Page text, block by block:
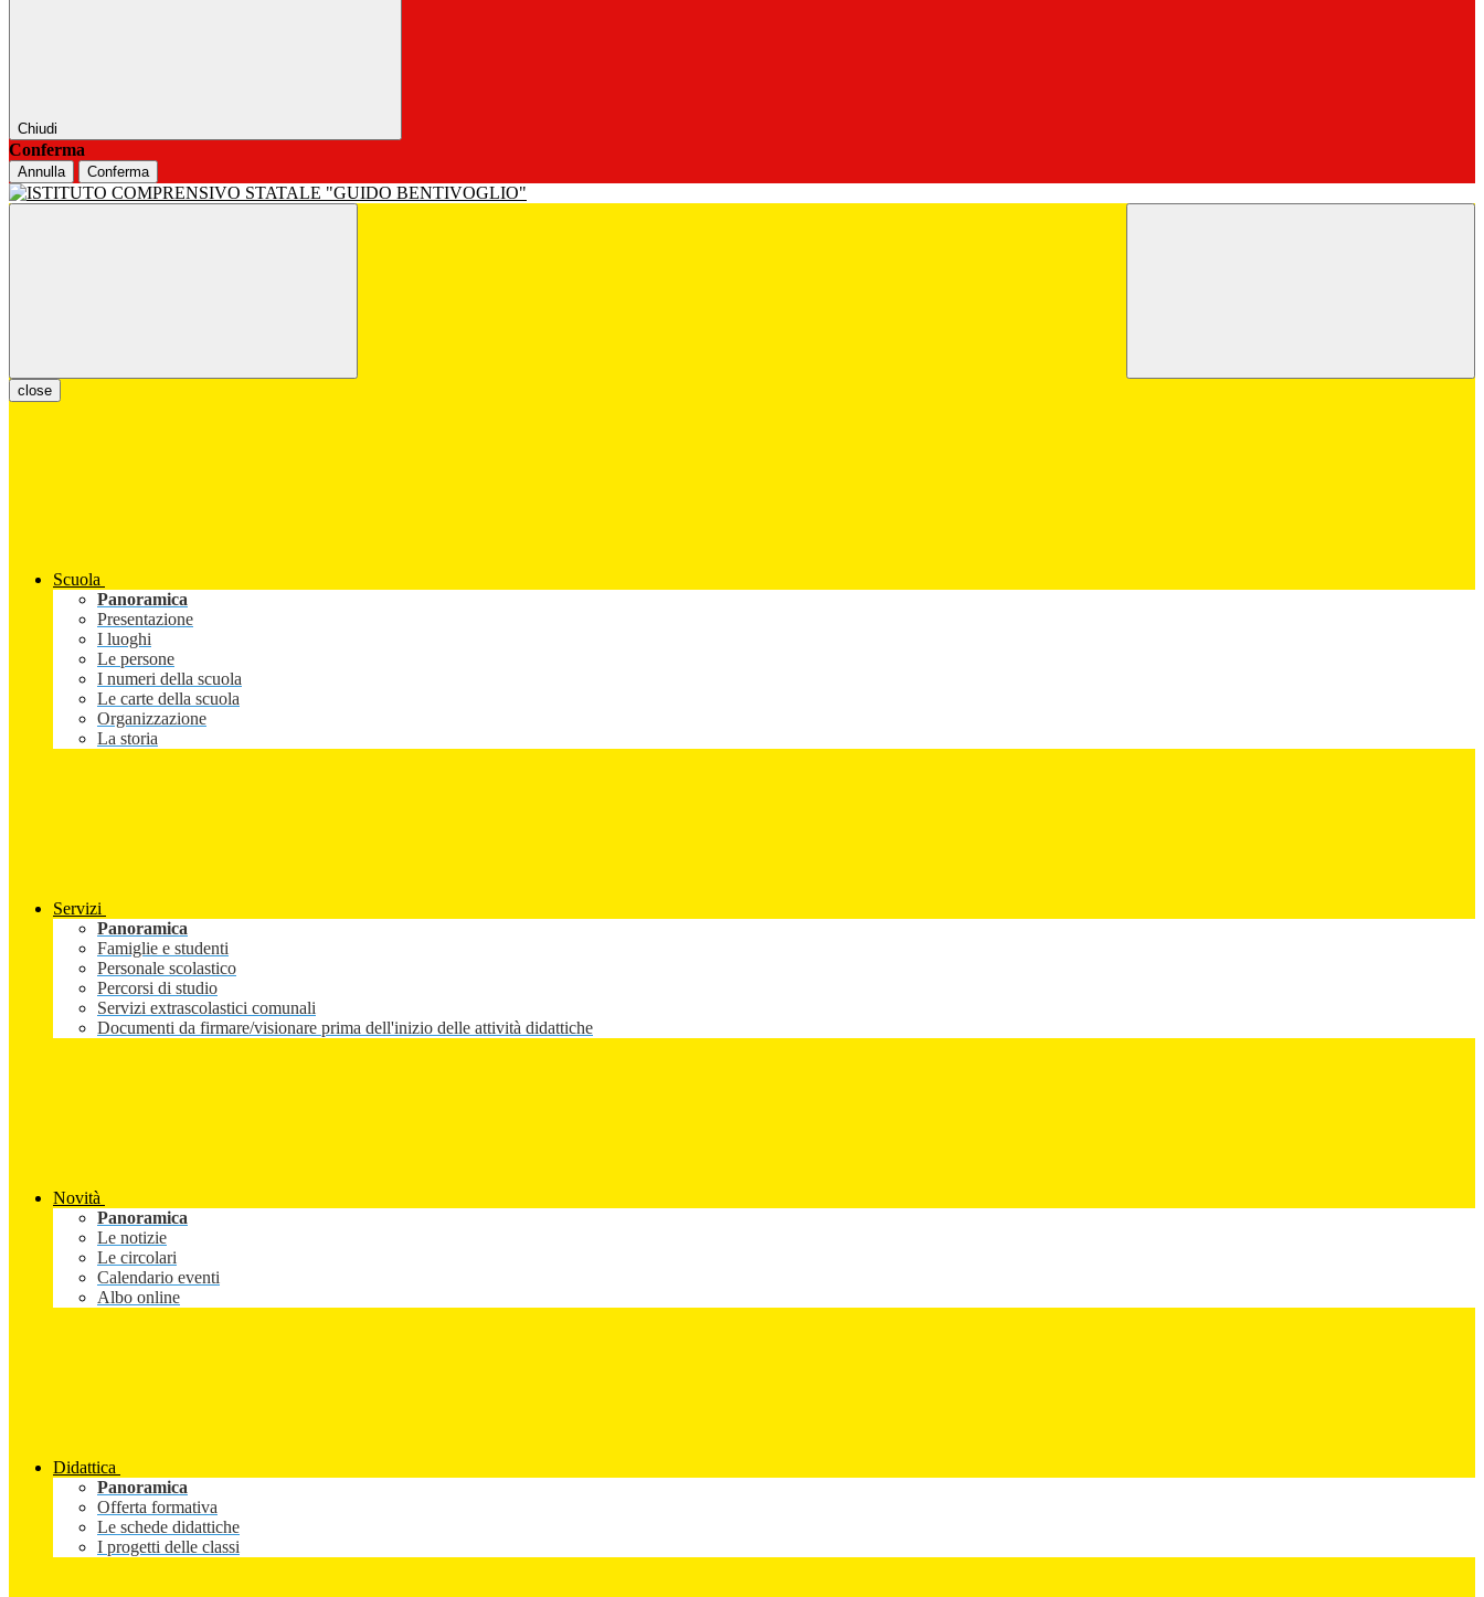
Chiudi
Conferma
Annulla Conferma
close
Scuola
Panoramica
Presentazione
I luoghi
Le persone
I numeri della scuola
Le carte della scuola
Organizzazione
La storia
Servizi
Panoramica
Famiglie e studenti
Personale scolastico
Percorsi di studio
Servizi extrascolastici comunali
Documenti da firmare/visionare prima dell'inizio delle attività didattiche
Novità
Panoramica
Le notizie
Le circolari
Calendario eventi
Albo online
Didattica
Panoramica
Offerta formativa
Le schede didattiche
I progetti delle classi